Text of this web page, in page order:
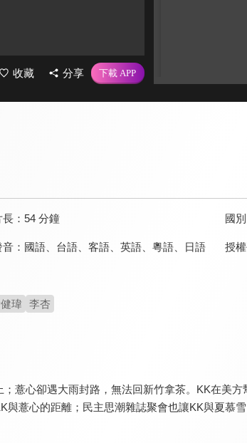
收藏 分享
長： 54 分鐘 國別
： 國語、 台語、 客語、 英語、 粵語、 日語 授權
瑋 李杏
薏心卻遇大雨封路，無法回新竹拿茶。KK在美
薏心的距離；民主思潮雜誌聚會也讓KK與夏慕雪